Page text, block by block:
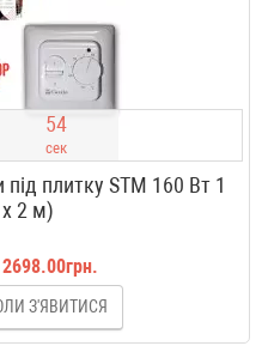
53
сек
плитку STM 160 Вт 1
2 м)
2698.00грн.
З'ЯВИТИСЯ